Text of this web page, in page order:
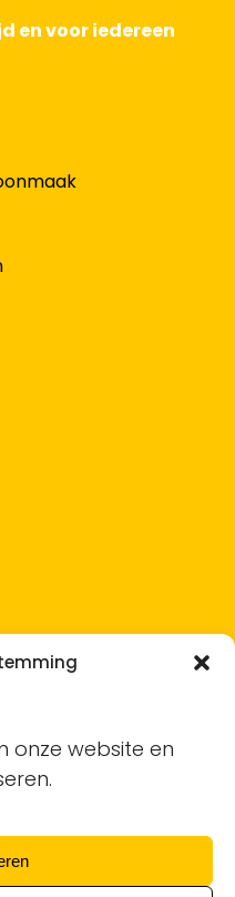
onze website en
en voor iedereen
het?